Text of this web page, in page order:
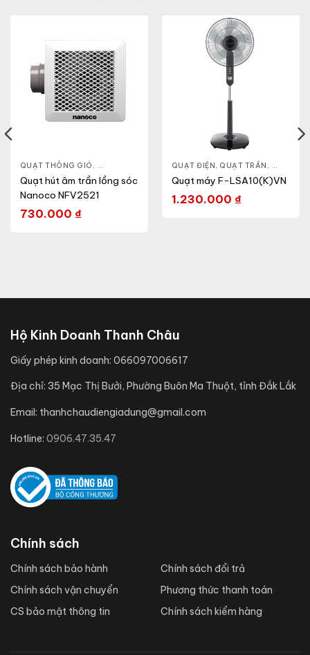
QUẠT THÔNG GIÓ , QUẠT ÂM TRẦN QUẠT ĐIỆN, QUẠT TRẦN
Quạt hút âm trần lồng sóc
Nanoco NFV2521
730.000 ₫
QUẠT ĐIỆN, QUẠT TRẦN , QUẠT
Quạt máy F-LSA10(K)VN
1.230.000 ₫
QUẠT ĐIỆN, QUẠT TRẦN
Hộ Kinh Doanh Thanh Châu
Giấy phép kinh doanh: 066097006617
Địa chỉ: 35 Mạc Thị Bưởi, Phường Buôn Ma Thuột, tỉnh Đắk Lắk
Email: thanhchaudiengiadung@gmail.com
Hotline: 0906.47.35.47
Chính sách
Chính sách bảo hành
Chính sách vận chuyển
CS bảo mật thông tin
Chính sách đổi trả
Phương thức thanh toán
Chính sách kiểm hàng